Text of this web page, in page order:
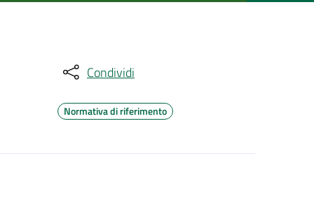
Condividi
Normativa di riferimento